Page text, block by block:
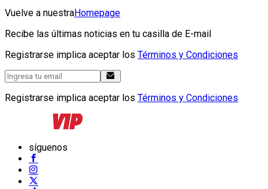
Vuelve a nuestraHomepage
Recibe las últimas noticias en tu casilla de E-mail
Registrarse implica aceptar los Términos y Condiciones
Registrarse implica aceptar los Términos y Condiciones
síguenos